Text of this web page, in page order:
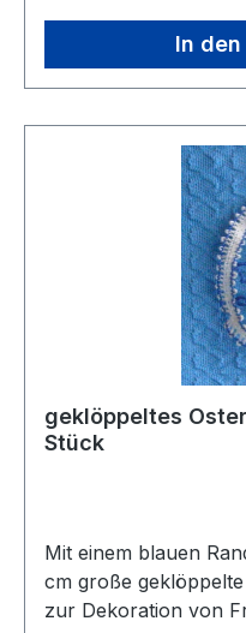
In
geklöppeltes
Stück
Mit einem blauen
cm große
zur Dekoration von